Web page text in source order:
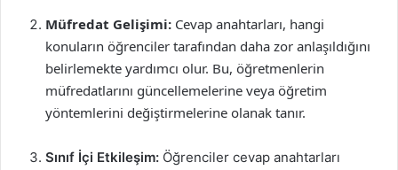
Müfredat Gelişimi: Cevap anahtarları, hangi
konuların öğrenciler tarafından daha zor anlaşıldığını
belirlemekte yardımcı olur. Bu, öğretmenlerin
müfredatlarını güncellemelerine veya öğretim
yöntemlerini değiştirmelerine olanak tanır.
Sınıf İçi Etkileşim: Öğrenciler cevap anahtarları